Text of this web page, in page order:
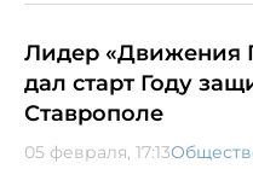
Лидер «Движения
дал старт Году
Ставрополе
05 февраля, 17:13